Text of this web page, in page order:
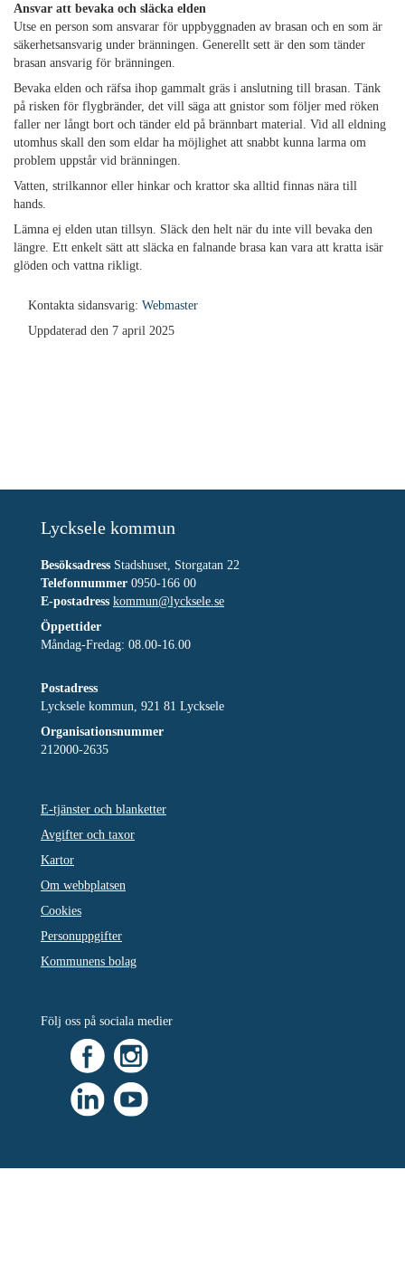
Ansvar att bevaka och släcka elden
Utse en person som ansvarar för uppbyggnaden av brasan och en som är
säkerhetsansvarig under bränningen. Generellt sett är den som tänder
brasan ansvarig för bränningen.
Bevaka elden och räfsa ihop gammalt gräs i anslutning till brasan. Tänk
på risken för flygbränder, det vill säga att gnistor som följer med röken
faller ner långt bort och tänder eld på brännbart material. Vid all eldning
utomhus skall den som eldar ha möjlighet att snabbt kunna larma om
problem uppstår vid bränningen.
Vatten, strilkannor eller hinkar och krattor ska alltid finnas nära till
hands.
Lämna ej elden utan tillsyn. Släck den helt när du inte vill bevaka den
längre. Ett enkelt sätt att släcka en falnande brasa kan vara att kratta isär
glöden och vattna rikligt.
Kontakta sidansvarig: Webmaster
Uppdaterad den 7 april 2025
Lycksele kommun
Besöksadress Stadshuset, Storgatan 22
Telefonnummer 0950-166 00
E-postadress kommun@lycksele.se
Öppettider
Måndag-Fredag: 08.00-16.00
Postadress
Lycksele kommun, 921 81 Lycksele
Organisationsnummer
212000-2635
E-tjänster och blanketter
Avgifter och taxor
Kartor
Om webbplatsen
Cookies
Personuppgifter
Kommunens bolag
Följ oss på sociala medier